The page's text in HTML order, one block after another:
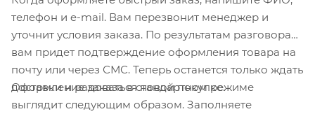
телефон и e-mail. Вам перезвонит менеджер и
уточнит условия заказа. По результатам разговора
вам придет подтверждение оформления товара на
почту или через СМС. Теперь останется только ждать
доставки и радоваться новой покупке.
Оформление заказа в стандартном режиме
выглядит следующим образом. Заполняете